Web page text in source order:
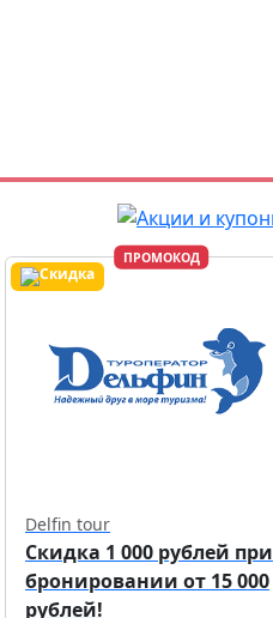
ПРОМОКОД
Delfin tour
Скидка 1 000 рублей при
бронировании от 15 000
рублей!